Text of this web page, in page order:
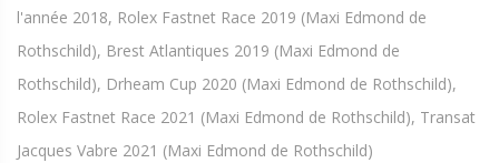
l'année 2018, Rolex Fastnet Race 2019 (Maxi Edmond de
Rothschild), Brest Atlantiques 2019 (Maxi Edmond de
Rothschild), Drheam Cup 2020 (Maxi Edmond de Rothschild),
Rolex Fastnet Race 2021 (Maxi Edmond de Rothschild), Transat
Jacques Vabre 2021 (Maxi Edmond de Rothschild)